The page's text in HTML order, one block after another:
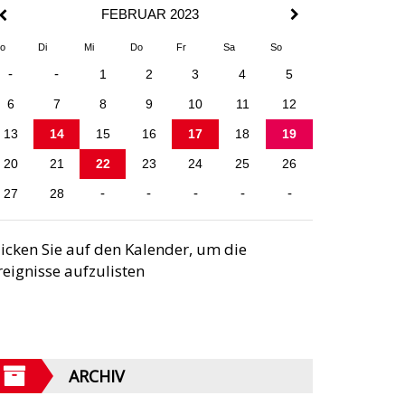
FEBRUAR 2023
Di Mi Do Fr Sa So
- - 1 2 3 4 5
6 7 8 9 10 11 12
13 14 15 16 17 18 19
20 21 22 23 24 25 26
27 28 - - - - -
Sie auf den Kalender, um die
aufzulisten
ARCHIV